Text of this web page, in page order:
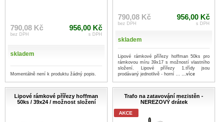
790,08 Kč
bez DPH
956,00 Kč
s DPH
skladem
Momentálně není k produktu žádný popis.
790,08 Kč
bez DPH
956,00 Kč
s DPH
skladem
Lipové rámkové přířezy hoffman 50ks pro
rámkovou míru 39x17 s možností vlastního
složení. Lipové přířezy 1.třídy jsou
prodávaný jednotlivě - horní ... ...více
Lipové rámkové přířezy hoffman
50ks / 39x24 / možnost složení
Trafo na zatavování mezistěn -
NEREZOVÝ drátek
AKCE